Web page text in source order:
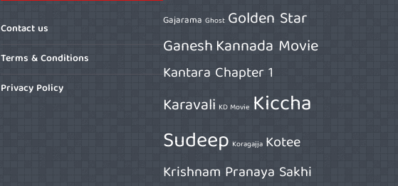
Contact us
Terms & Conditions
Privacy Policy
Gajarama Ghost Golden Star
GaneshKannada Movie
Kantara Chapter 1
Karavali KD Movie Kiccha
Sudeep Koragajja Kotee
Krishnam Pranaya Sakhi